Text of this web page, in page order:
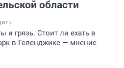
области
и грязь. Стоит ли ехать в
в Геленджике — мнение